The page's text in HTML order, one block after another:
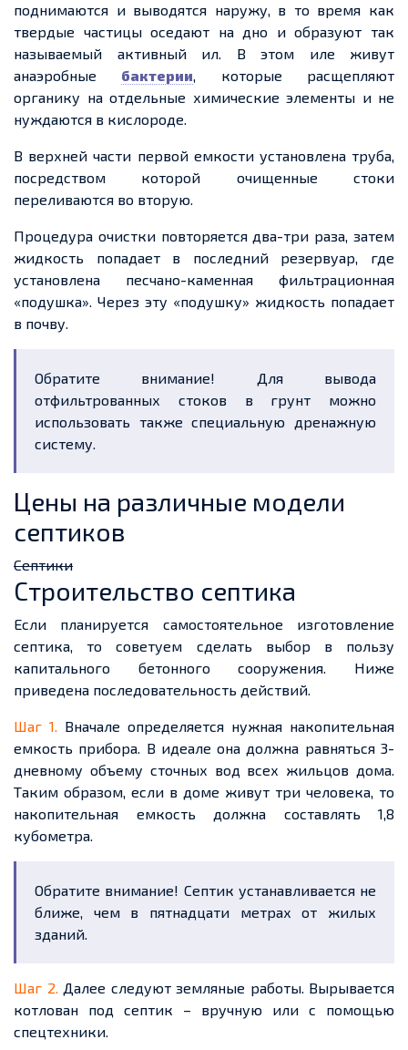
поднимаются и выводятся наружу, в то время как
твердые частицы оседают на дно и образуют так
называемый активный ил. В этом иле живут
анаэробные бактерии, которые расщепляют
органику на отдельные химические элементы и не
нуждаются в кислороде.
В верхней части первой емкости установлена труба,
посредством которой очищенные стоки
переливаются во вторую.
Процедура очистки повторяется два-три раза, затем
жидкость попадает в последний резервуар, где
установлена песчано-каменная фильтрационная
«подушка». Через эту «подушку» жидкость попадает
в почву.
Обратите внимание! Для вывода
отфильтрованных стоков в грунт можно
использовать также специальную дренажную
систему.
Цены на различные модели
септиков
Септики
Строительство септика
Если планируется самостоятельное изготовление
септика, то советуем сделать выбор в пользу
капитального бетонного сооружения. Ниже
приведена последовательность действий.
Шаг 1. Вначале определяется нужная накопительная
емкость прибора. В идеале она должна равняться 3-
дневному объему сточных вод всех жильцов дома.
Таким образом, если в доме живут три человека, то
накопительная емкость должна составлять 1,8
кубометра.
Обратите внимание! Септик устанавливается не
ближе, чем в пятнадцати метрах от жилых
зданий.
Шаг 2. Далее следуют земляные работы. Вырывается
котлован под септик – вручную или с помощью
спецтехники.